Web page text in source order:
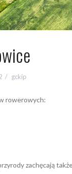
gckip
rowerowych:
zachęcają